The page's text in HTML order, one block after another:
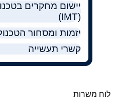
יישום מחקרים
(IMT)
יזמות ומסחור
קשרי תעשייה
לוח משרות